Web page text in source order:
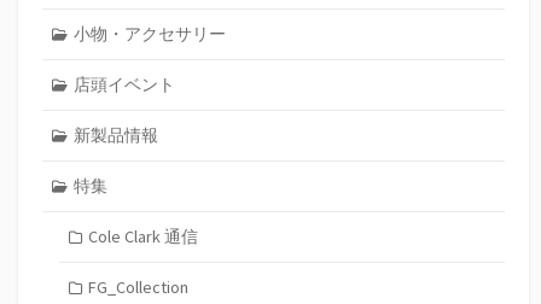
小物・アクセサリー
店頭イベント
新製品情報
特集
Cole Clark 通信
FG_Collection